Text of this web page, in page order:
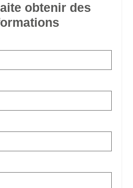
obtenir des